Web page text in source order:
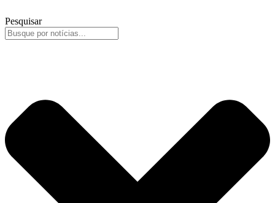
Pesquisar